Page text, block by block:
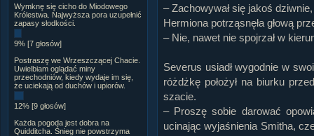
Wymknę się cicho do Miodowego
Królestwa. Najwyższa pora uzupełnić
zapasy słodkości.
9% [7 głosów]
Postraszę we Wrzeszczącej Chacie.
Uwielbiam oglądać miny
przechodniów, kiedy wydaje im się,
że uciekają od duchów i upiorów.
12% [9 głosów]
Każda pogoda jest dobra na
Quidditcha. Śnieg nie powstrzyma
– Zachowywał się jakoś
Hermiona potrząsnęła głową
– Nie, nawet nie spojrzał w
Severus usiadł wygodnie w
różdżkę położył na biurku
szacie.
– Proszę sobie darować
ucinając wyjaśnienia Smitha,